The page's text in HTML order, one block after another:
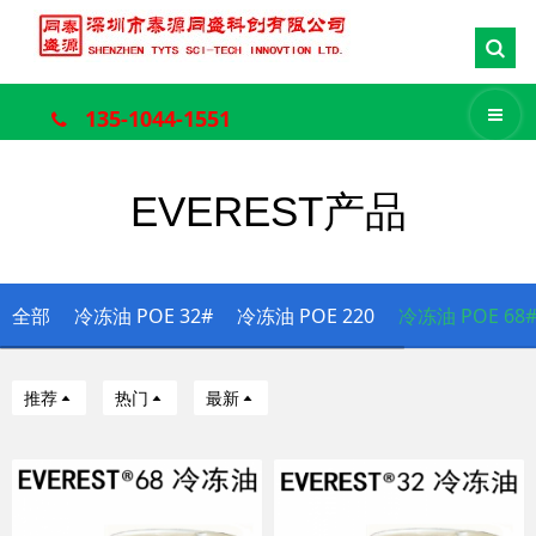
135-1044-1551
EVEREST产品
全部 冷冻油 POE 32# 冷冻油 POE 220 冷冻油 POE 68#
推荐 热门 最新